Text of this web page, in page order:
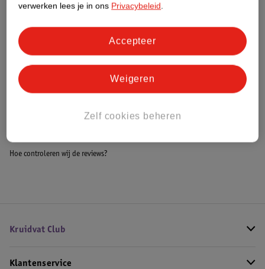
Meer informatie
Bestel & Bezorginformatie
Hoe controleren wij de reviews?
Kruidvat Club
Klantenservice
verwerken lees je in ons Privacybeleid.
Zelf cookies beheren
Weigeren
Accepteer